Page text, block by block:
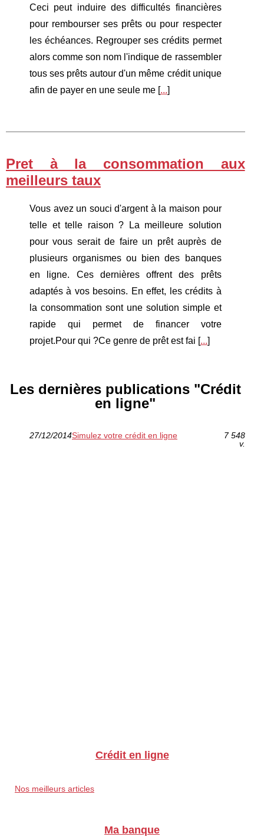
Ceci peut induire des difficultés financières
pour rembourser ses prêts ou pour respecter
les échéances. Regrouper ses crédits permet
alors comme son nom l'indique de rassembler
tous ses prêts autour d'un même crédit unique
afin de payer en une seule me [...]
Pret à la consommation aux
meilleurs taux
Vous avez un souci d'argent à la maison pour
telle et telle raison ? La meilleure solution
pour vous serait de faire un prêt auprès de
plusieurs organismes ou bien des banques
en ligne. Ces dernières offrent des prêts
adaptés à vos besoins. En effet, les crédits à
la consommation sont une solution simple et
rapide qui permet de financer votre
projet.Pour qui ?Ce genre de prêt est fai [...]
Les dernières publications "Crédit
en ligne"
27/12/2014Simulez votre crédit en ligne
7 548
v.
Crédit en ligne
Nos meilleurs articles
Ma banque